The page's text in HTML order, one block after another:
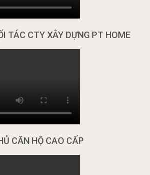
TÁC CTY XÂY DỰNG PT HOME
CĂN HỘ CAO CẤP